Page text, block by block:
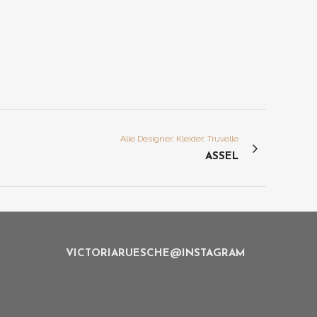
Alle Designer, Kleider, Truvelle
ASSEL
VICTORIARUESCHE@INSTAGRAM